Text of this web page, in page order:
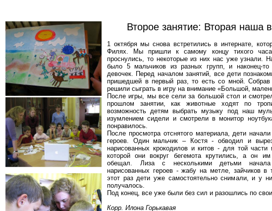
Второе занятие: Вторая наша
1 октября мы снова встретились в интернате,
Филях. Мы пришли к самому концу тихого
проснулись, то некоторые из них нас уже узнали.
было 5 мальчиков из разных групп, и наконец-
девочек. Перед началом занятий, все дети
пришедшей в первый раз, то есть со мной.
решили сыграть в игру на внимание «Большой,
После игры, мы все сели за большой стол и
прошлом занятии, как животные ходят по
возможность детям выбрать музыку под наш
изумлением сидели и смотрели в монитор
понравилось.
После просмотра отснятого материала, дети
героев. Один мальчик – Костя - обводил и
нарисованных крокодилов и китов - для той
которой они вокруг бегемота крутились, а он
обещал. Лиза с несколькими детьми
нарисованных героев - жабу на метле, зайчиков в
этот раз дети уже самостоятельно снимали, и у
получалось.
Под конец, все уже были без сил и разошлись по
Корр. Илона Горькавая